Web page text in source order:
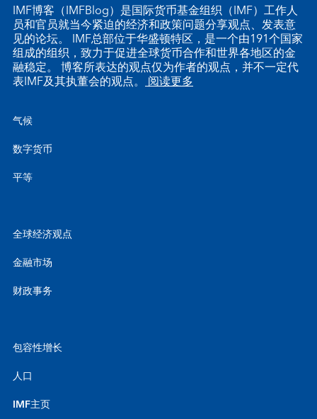
IMF博客（IMFBlog）是国际货币基金组织（IMF）工作人
员和官员就当今紧迫的经济和政策问题分享观点、发表意
见的论坛。 IMF总部位于华盛顿特区，是一个由191个国家
组成的组织，致力于促进全球货币合作和世界各地区的金
融稳定。 博客所表达的观点仅为作者的观点，并不一定代
表IMF及其执董会的观点。 阅读更多
气候
数字货币
平等
全球经济观点
金融市场
财政事务
包容性增长
人口
IMF主页